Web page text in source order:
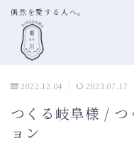
偶然を愛する人へ。
MENU
ABOUT
2022.12.04 2023.07.17
つくる岐阜様 / つ
ョン